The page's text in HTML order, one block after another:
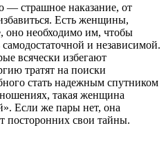
— страшное наказание, от
Есть женщины,
оно необходимо им, чтобы
самодостаточной и независимой.
всячески избегают
тратят на поиски
стать надежным спутником
такая женщина
Если же пары нет, она
посторонних свои тайны.